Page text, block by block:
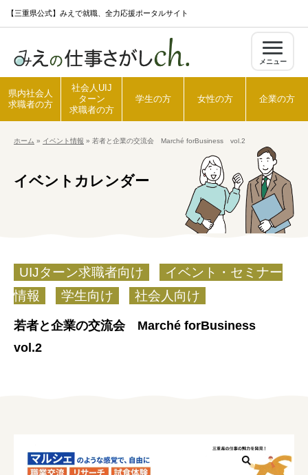
k
c
【三重県公式】みえで就職、全力応援ポータルサイト
メニュー
学生の方
女性の方
みえで働く先輩ちょこっとインタビュー
県内社会人
求職者の方
社会人UIJ
ターン
求職者の方
学生の方 女性の方 企業の方
ホーム » イベント情報 » 若者と企業の交流会 Marché forBusiness vol.2
イベントカレンダー
UIJターン求職者向け
イベント・セミナー
情報
学生向け 社会人向け
若者と企業の交流会 Marché forBusiness
vol.2